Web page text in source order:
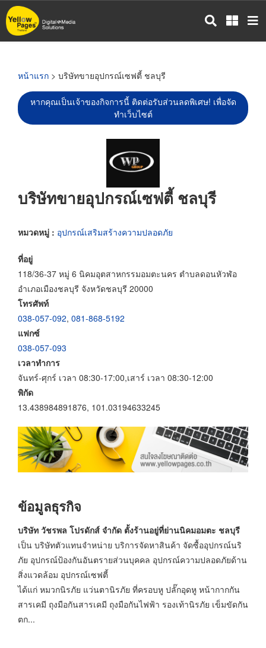
ข้าม
ไป
หน้าแรก > บริษัทขายอุปกรณ์เซฟตี้ ชลบุรี
หากคุณเป็นเจ้าของกิจการนี้ ติดต่อรับส่วนลดพิเศษ! เพื่อจัด
ทำเว็บไซต์
บริษัทขายอุปกรณ์เซฟตี้ ชลบุรี
หมวดหมู่ : อุปกรณ์เสริมสร้างความปลอดภัย
ที่อยู่
118/36-37 หมู่ 6 นิคมอุตสาหกรรมอมตะนคร ตำบลดอนหัวฬ่อ
อำเภอเมืองชลบุรี จังหวัดชลบุรี 20000
โทรศัพท์
038-057-092, 081-868-5192
แฟกซ์
038-057-093
เวลาทำการ
จันทร์-ศุกร์ เวลา 08:30-17:00,เสาร์ เวลา 08:30-12:00
พิกัด
13.438984891876, 101.03194633245
ข้อมูลธุรกิจ
บริษัท วัชรพล โปรดักส์ จำกัด ตั้งร้านอยู่ที่ย่านนิคมอมตะ ชลบุรี
เป็น บริษัทตัวแทนจำหน่าย บริการจัดหาสินค้า จัดซื้ออุปกรณ์นริ
ภัย อุปกรณ์ป้องกันอันตรายส่วนบุคคล อุปกรณ์ความปลอดภัยด้าน
สิ่งแวดล้อม อุปกรณ์เซฟตี้
ได้แก่ หมวกนิรภัย แว่นตานิรภัย ที่ครอบหู ปลั๊กอุดหู หน้ากากกัน
สารเคมี ถุงมือกันสารเคมี ถุงมือกันไฟฟ้า รองเท้านิรภัย เข็มขัดกัน
ตก...